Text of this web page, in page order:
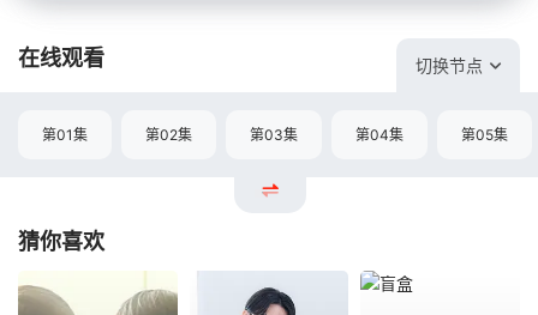
在线观看 切换节点
第01集 第02集 第03集 第04集 第05集
猜你喜欢